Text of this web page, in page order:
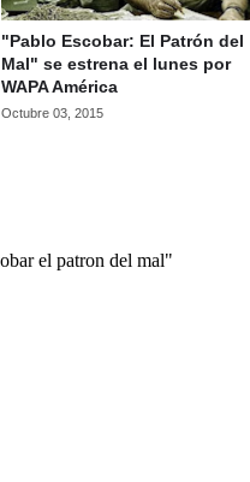
"Pablo Escobar: El Patrón del
Mal" se estrena el lunes por
WAPA América
Octubre 03, 2015